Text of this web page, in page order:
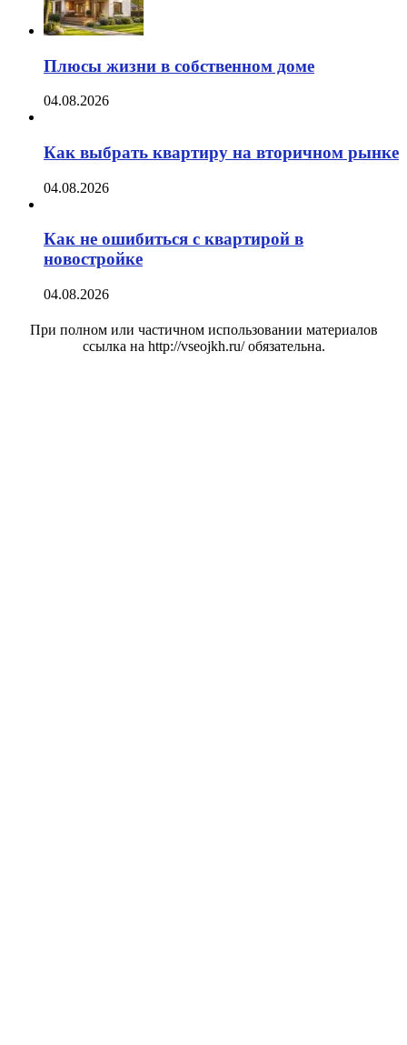
Плюсы жизни в собственном доме
04.08.2026
Как выбрать квартиру на вторичном рынке
04.08.2026
Как не ошибиться с квартирой в
новостройке
04.08.2026
При полном или частичном использовании материалов
ссылка на http://vseojkh.ru/ обязательна.